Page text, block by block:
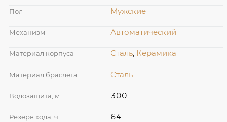
Пол Мужские
Механизм Автоматический
Материал корпуса Сталь, Керамика
Материал браслета Сталь
Водозащита, м 300
Резерв хода, ч 64